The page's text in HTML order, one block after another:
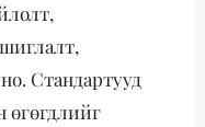
Стандартууд
өгөгдлийг